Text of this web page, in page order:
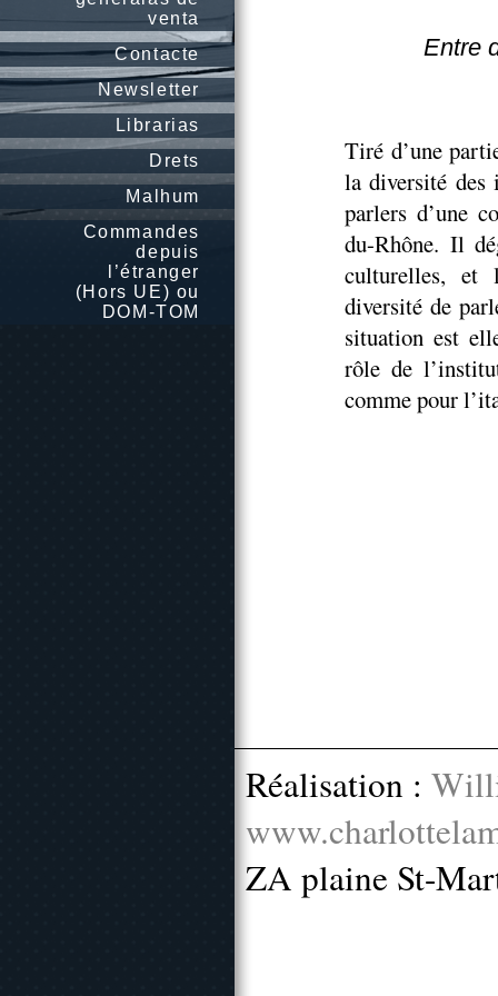
venta
Contacte
Newsletter
Librarias
Drets
Malhum
Commandes
depuis
l’étranger
(Hors UE) ou
DOM-TOM
Entre
Tiré d’une
la diversité des
parlers d’une
du-Rhône. Il
culturelles, et
diversité de
situation est
rôle de
comme pour
Réalisation :
ZA plaine St-